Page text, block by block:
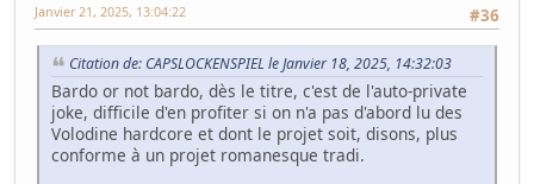
#36
Janvier 21, 2025, 13:04:22
Citation de: CAPSLOCKENSPIEL le Janvier 18, 2025, 14:32:03
Bardo or not bardo, dès le titre, c'est de l'auto-private
joke, difficile d'en profiter si on n'a pas d'abord lu des
Volodine hardcore et dont le projet soit, disons, plus
conforme à un projet romanesque tradi.